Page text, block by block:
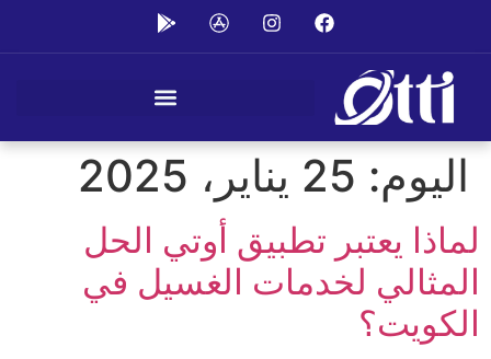
اليوم: 25 يناير، 2025
لماذا يعتبر تطبيق أوتي الحل
المثالي لخدمات الغسيل في
الكويت؟